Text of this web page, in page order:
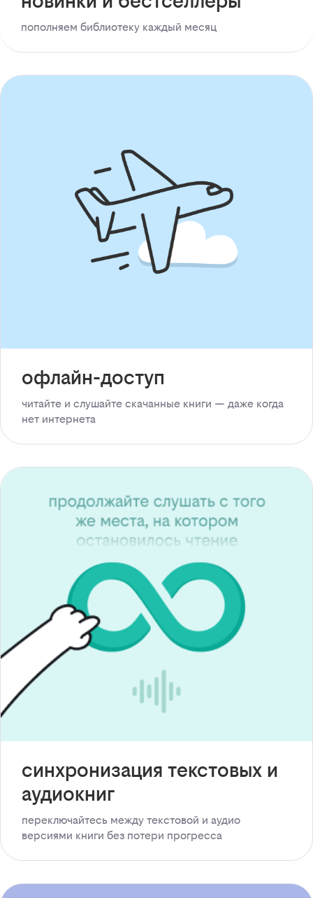
пополняем библиотеку каждый месяц
офлайн-доступ
читайте и слушайте скачанные книги — даже когда
нет интернета
синхронизация текстовых и
аудиокниг
переключайтесь между текстовой и аудио
версиями книги без потери прогресса